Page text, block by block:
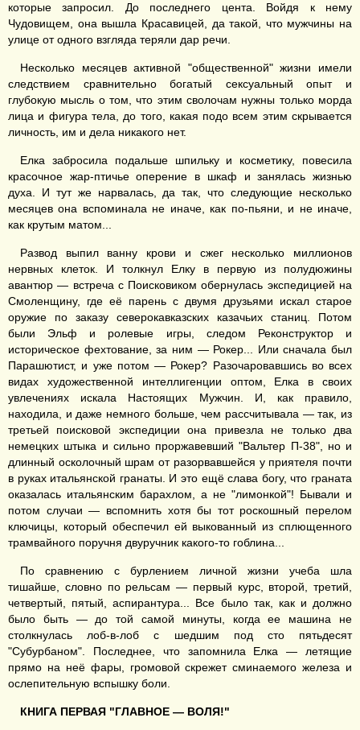
которые запросил. До последнего цента. Войдя к нему
Чудовищем, она вышла Красавицей, да такой, что мужчины на
улице от одного взгляда теряли дар речи.
Несколько месяцев активной "общественной" жизни имели
следствием сравнительно богатый сексуальный опыт и
глубокую мысль о том, что этим сволочам нужны только морда
лица и фигура тела, до того, какая подо всем этим скрывается
личность, им и дела никакого нет.
Елка забросила подальше шпильку и косметику, повесила
красочное жар-птичье оперение в шкаф и занялась жизнью
духа. И тут же нарвалась, да так, что следующие несколько
месяцев она вспоминала не иначе, как по-пьяни, и не иначе,
как крутым матом...
Развод выпил ванну крови и сжег несколько миллионов
нервных клеток. И толкнул Елку в первую из полудюжины
авантюр — встреча с Поисковиком обернулась экспедицией на
Смоленщину, где её парень с двумя друзьями искал старое
оружие по заказу северокавказских казачьих станиц. Потом
были Эльф и ролевые игры, следом Реконструктор и
историческое фехтование, за ним — Рокер... Или сначала был
Парашютист, и уже потом — Рокер? Разочаровавшись во всех
видах художественной интеллигенции оптом, Елка в своих
увлечениях искала Настоящих Мужчин. И, как правило,
находила, и даже немного больше, чем рассчитывала — так, из
третьей поисковой экспедиции она привезла не только два
немецких штыка и сильно проржавевший "Вальтер П-38", но и
длинный осколочный шрам от разорвавшейся у приятеля почти
в руках итальянской гранаты. И это ещё слава богу, что граната
оказалась итальянским барахлом, а не "лимонкой"! Бывали и
потом случаи — вспомнить хотя бы тот роскошный перелом
ключицы, который обеспечил ей выкованный из сплющенного
трамвайного поручня двуручник какого-то гоблина...
По сравнению с бурлением личной жизни учеба шла
тишайше, словно по рельсам — первый курс, второй, третий,
четвертый, пятый, аспирантура... Все было так, как и должно
было быть — до той самой минуты, когда ее машина не
столкнулась лоб-в-лоб с шедшим под сто пятьдесят
"Субурбаном". Последнее, что запомнила Елка — летящие
прямо на неё фары, громовой скрежет сминаемого железа и
ослепительную вспышку боли.
КНИГА ПЕРВАЯ "ГЛАВНОЕ — ВОЛЯ!"